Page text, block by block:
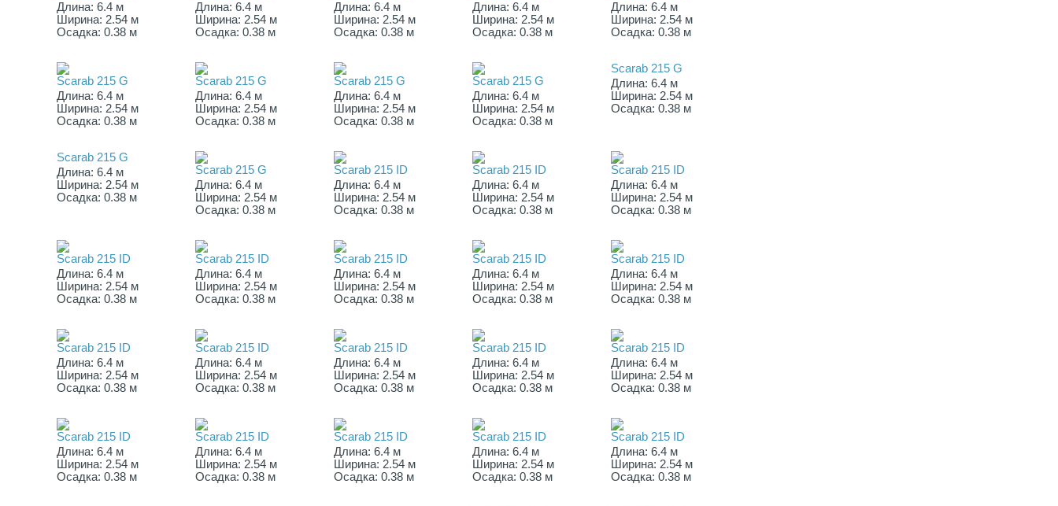
Длина: 6.4 м
Ширина: 2.54 м
Осадка: 0.38 м
Длина: 6.4 м
Ширина: 2.54 м
Осадка: 0.38 м
Длина: 6.4 м
Ширина: 2.54 м
Осадка: 0.38 м
Длина: 6.4 м
Ширина: 2.54 м
Осадка: 0.38 м
Длина: 6.4 м
Ширина: 2.54 м
Осадка: 0.38 м
Scarab 215 G
Длина: 6.4 м
Ширина: 2.54 м
Осадка: 0.38 м
Scarab 215 G
Длина: 6.4 м
Ширина: 2.54 м
Осадка: 0.38 м
Scarab 215 G
Длина: 6.4 м
Ширина: 2.54 м
Осадка: 0.38 м
Scarab 215 G
Длина: 6.4 м
Ширина: 2.54 м
Осадка: 0.38 м
Scarab 215 G
Длина: 6.4 м
Ширина: 2.54 м
Осадка: 0.38 м
Scarab 215 G
Длина: 6.4 м
Ширина: 2.54 м
Осадка: 0.38 м
Scarab 215 G
Длина: 6.4 м
Ширина: 2.54 м
Осадка: 0.38 м
Scarab 215 ID
Длина: 6.4 м
Ширина: 2.54 м
Осадка: 0.38 м
Scarab 215 ID
Длина: 6.4 м
Ширина: 2.54 м
Осадка: 0.38 м
Scarab 215 ID
Длина: 6.4 м
Ширина: 2.54 м
Осадка: 0.38 м
Scarab 215 ID
Длина: 6.4 м
Ширина: 2.54 м
Осадка: 0.38 м
Scarab 215 ID
Длина: 6.4 м
Ширина: 2.54 м
Осадка: 0.38 м
Scarab 215 ID
Длина: 6.4 м
Ширина: 2.54 м
Осадка: 0.38 м
Scarab 215 ID
Длина: 6.4 м
Ширина: 2.54 м
Осадка: 0.38 м
Scarab 215 ID
Длина: 6.4 м
Ширина: 2.54 м
Осадка: 0.38 м
Scarab 215 ID
Длина: 6.4 м
Ширина: 2.54 м
Осадка: 0.38 м
Scarab 215 ID
Длина: 6.4 м
Ширина: 2.54 м
Осадка: 0.38 м
Scarab 215 ID
Длина: 6.4 м
Ширина: 2.54 м
Осадка: 0.38 м
Scarab 215 ID
Длина: 6.4 м
Ширина: 2.54 м
Осадка: 0.38 м
Scarab 215 ID
Длина: 6.4 м
Ширина: 2.54 м
Осадка: 0.38 м
Scarab 215 ID
Длина: 6.4 м
Ширина: 2.54 м
Осадка: 0.38 м
Scarab 215 ID
Длина: 6.4 м
Ширина: 2.54 м
Осадка: 0.38 м
Scarab 215 ID
Длина: 6.4 м
Ширина: 2.54 м
Осадка: 0.38 м
Scarab 215 ID
Длина: 6.4 м
Ширина: 2.54 м
Осадка: 0.38 м
Scarab 215 ID
Длина: 6.4 м
Ширина: 2.54 м
Осадка: 0.38 м